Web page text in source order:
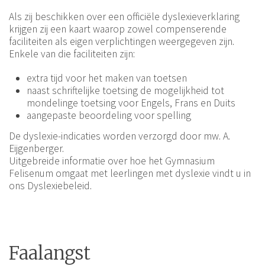
Als zij beschikken over een officiële dyslexieverklaring
krijgen zij een kaart waarop zowel compenserende
faciliteiten als eigen verplichtingen weergegeven zijn.
Enkele van die faciliteiten zijn:
extra tijd voor het maken van toetsen
naast schriftelijke toetsing de mogelijkheid tot
mondelinge toetsing voor Engels, Frans en Duits
aangepaste beoordeling voor spelling
De dyslexie-indicaties worden verzorgd door mw. A.
Eijgenberger.
Uitgebreide informatie over hoe het Gymnasium
Felisenum omgaat met leerlingen met dyslexie vindt u in
ons Dyslexiebeleid.
Faalangst